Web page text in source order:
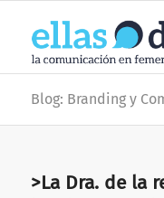
Blog: Branding y
>La Dra. de la